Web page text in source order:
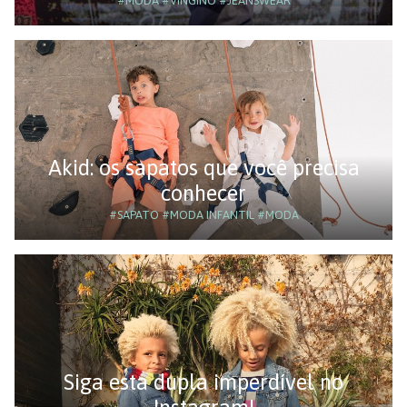
Akid: os sapatos que você precisa
conhecer
#SAPATO#MODA INFANTIL#MODA
Siga esta dupla imperdível no